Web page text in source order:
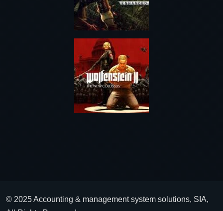
© 2025 Accounting & management system solutions, SIA,